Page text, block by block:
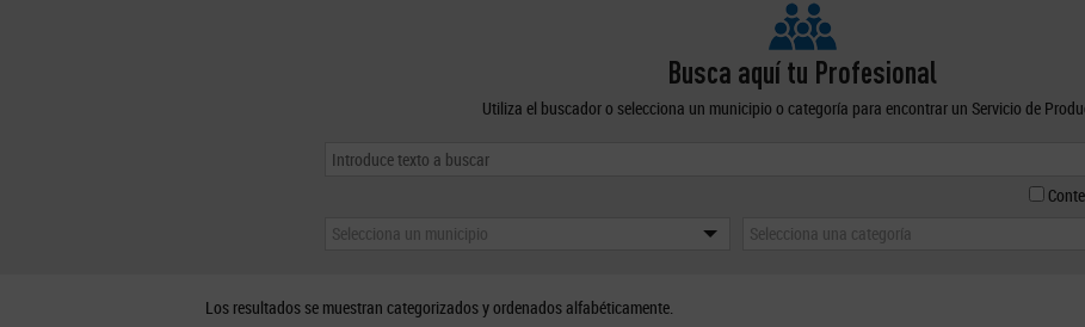
Busca aquí tu Profesional
Utiliza el buscador o selecciona un municipio o categoría para encontrar un Servicio de
Selecciona un municipio
Selecciona una categoría
Los resultados se muestran categorizados y ordenados alfabéticamente.